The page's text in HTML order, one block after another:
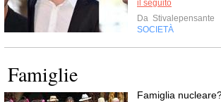
il seguito
Da Stivalepensante
SOCIETÀ
Famiglie
Famiglia